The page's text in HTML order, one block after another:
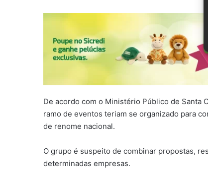
De acordo com o Ministério Público de Santa
ramo de eventos teriam se organizado para
de renome nacional.
O grupo é suspeito de combinar propostas,
determinadas empresas.